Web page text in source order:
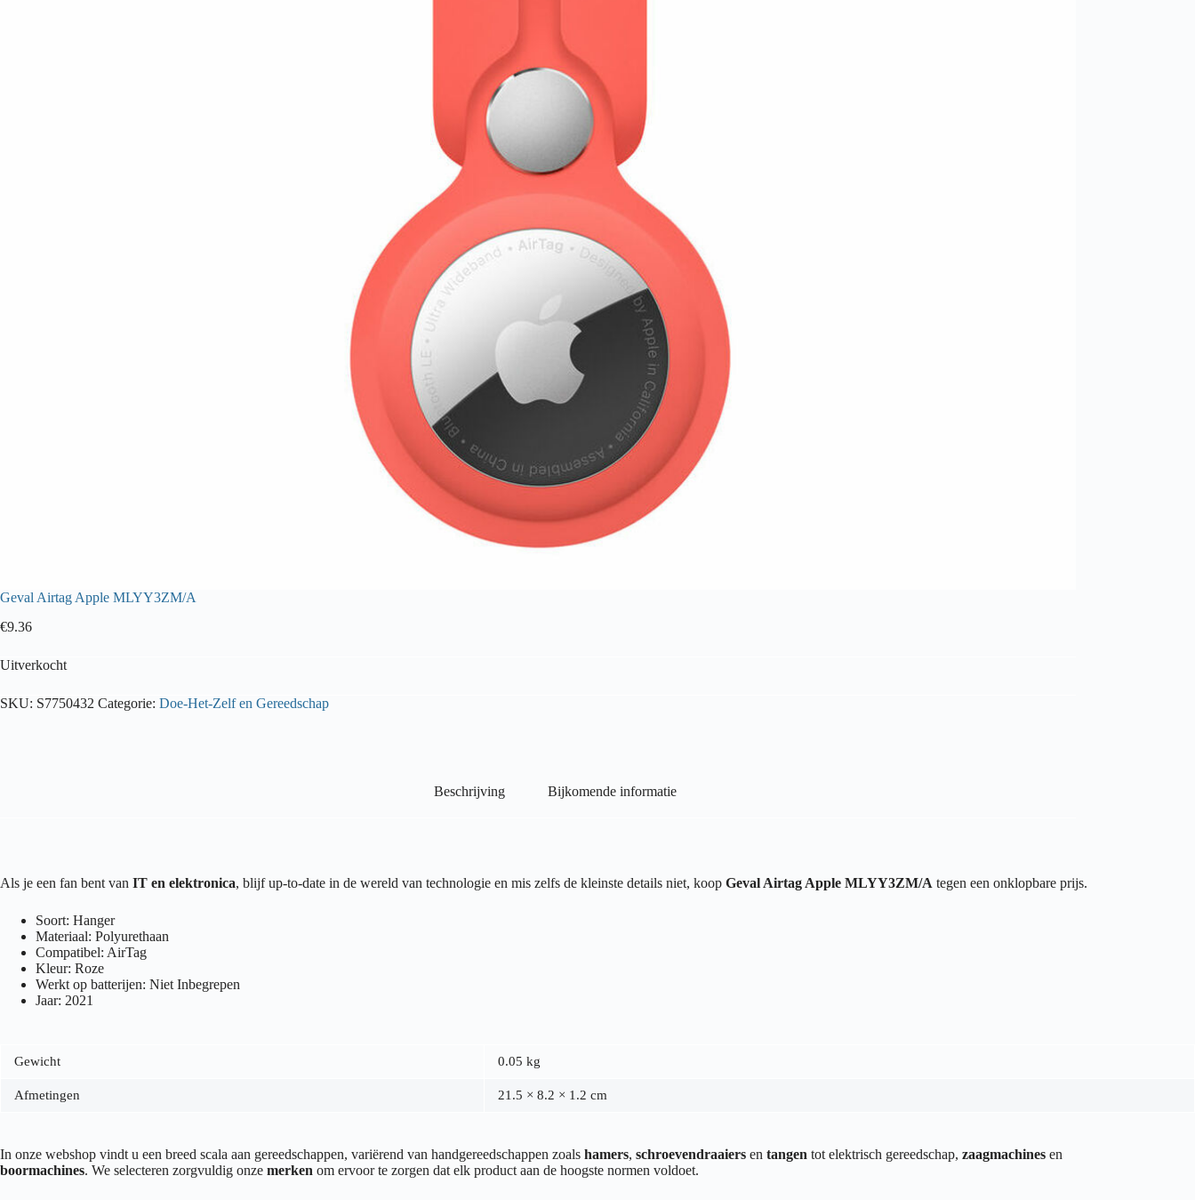
Geval Airtag Apple MLYY3ZM/A
€9.36
Uitverkocht
SKU: S7750432 Categorie: Doe-Het-Zelf en Gereedschap
Beschrijving Bijkomende informatie
Als je een fan bent van IT en elektronica, blijf up-to-date in de wereld van technologie en mis zelfs de kleinste details niet, koop Geval Airtag Apple MLYY3ZM/A tegen een onklopbare prijs.
Soort: Hanger
Materiaal: Polyurethaan
Compatibel: AirTag
Kleur: Roze
Werkt op batterijen: Niet Inbegrepen
Jaar: 2021
Gewicht 0.05 kg
Afmetingen 21.5 × 8.2 × 1.2 cm
In onze webshop vindt u een breed scala aan gereedschappen, variërend van handgereedschappen zoals hamers, schroevendraaiers en tangen tot elektrisch gereedschap, zaagmachines en
boormachines. We selecteren zorgvuldig onze merken om ervoor te zorgen dat elk product aan de hoogste normen voldoet.